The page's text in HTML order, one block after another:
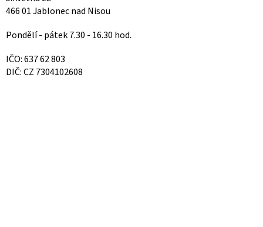
466 01 Jablonec nad Nisou
Pondělí - pátek 7.30 - 16.30 hod.
IČO: 637 62 803
DIČ: CZ 7304102608